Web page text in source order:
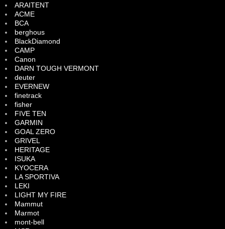
ARAITENT
ACME
BCA
berghous
BlackDiamond
CAMP
Canon
DARN TOUGH VERMONT
deuter
EVERNEW
finetrack
fisher
FIVE TEN
GARMIN
GOAL ZERO
GRIVEL
HERITAGE
ISUKA
KYOCERA
LA SPORTIVA
LEKI
LIGHT MY FIRE
Mammut
Marmot
mont-bell